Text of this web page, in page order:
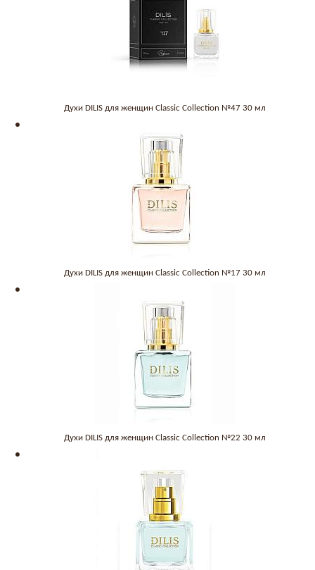
Духи DILIS для женщин Classic Collection №47 30 мл
Духи DILIS для женщин Classic Collection №17 30 мл
Духи DILIS для женщин Classic Collection №22 30 мл